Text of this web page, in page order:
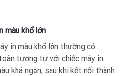
màu khổ lớn
in màu khổ lớn thường có
tương tự với chiếc máy in
khá ngắn, sau khi kết nối thành